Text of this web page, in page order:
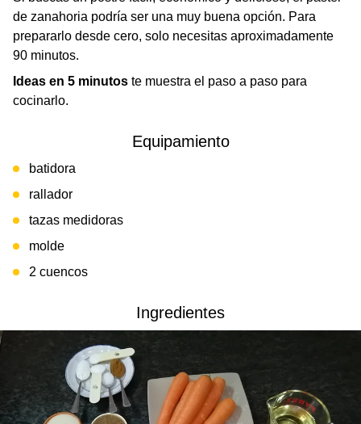
de zanahoria podría ser una muy buena opción. Para
prepararlo desde cero, solo necesitas aproximadamente
90 minutos.
Ideas en 5 minutos te muestra el paso a paso para
cocinarlo.
Equipamiento
batidora
rallador
tazas medidoras
molde
2 cuencos
Ingredientes